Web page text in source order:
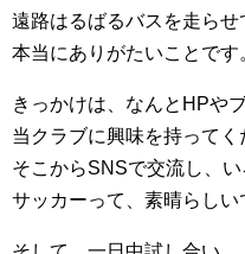
遠路はるばるバスを走らせ
本当にありがたいことです
きっかけは、なんとHPやブ
当クラブに興味を持ってく
そこからSNSで交流し、い
サッカーって、素晴らしい